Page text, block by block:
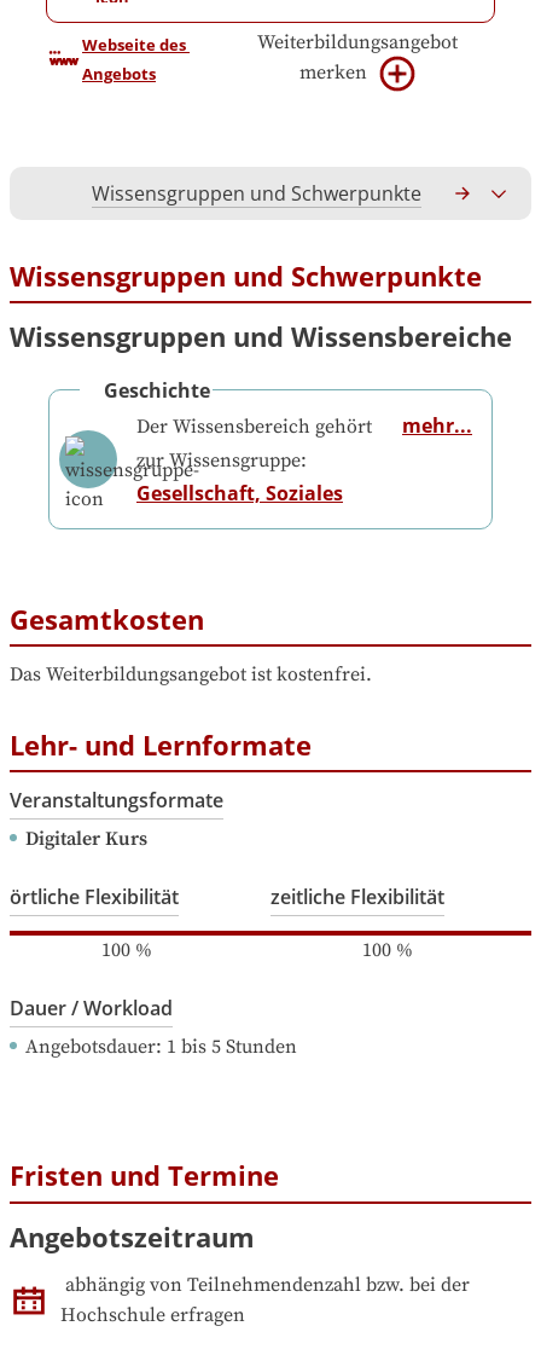
Webseite des
Angebots
Weiterbildungsangebot
merken
Wissensgruppen und Schwerpunkte
Wissensgruppen und Schwerpunkte
Wissensgruppen und Wissensbereiche
Geschichte
Der Wissensbereich gehört
zur Wissensgruppe:
Gesellschaft, Soziales
mehr...
Gesamtkosten
Das Weiterbildungsangebot ist kostenfrei.
Lehr- und Lernformate
Veranstaltungsformate
Digitaler Kurs
örtliche Flexibilität
100%
zeitliche Flexibilität
100%
Dauer / Workload
Angebotsdauer: 1 bis 5 Stunden
Fristen und Termine
Angebotszeitraum
abhängig von Teilnehmendenzahl bzw. bei der
Hochschule erfragen